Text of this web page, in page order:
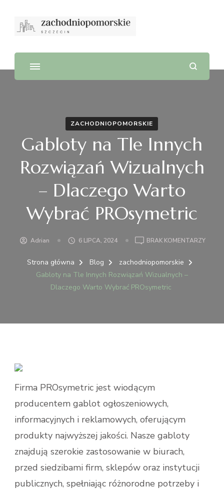
ZACHODNIOPOMORSKIE
Gabloty na Tle Innych
Rozwiązań Wizualnych
– Dlaczego Warto
Wybrać PROsymetric
Adrian 6 LIPCA, 2024 BRAK KOMENTARZYDO
Strona główna Blog
zachodniopomorskie
Gabloty na Tle Innych Rozwiązań Wizualnych –
Dlaczego Warto Wybrać PROsymetric
Firma PROsymetric jest wiodącym
producentem gablot ogłoszeniowych,
informacyjnych i reklamowych, oferującym
produkty najwyższej jakości. Nasze gabloty
znajdują szerokie zastosowanie w biurach,
przed siedzibami firm, sklepów oraz instytucji
publicznych, spełniając różnorodne potrzeby i